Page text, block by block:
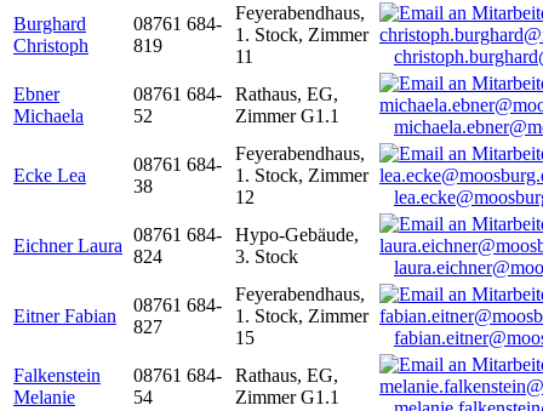
Burghard
Christoph
08761 684-
819
Feyerabendhaus,
1. Stock, Zimmer
11
Ebner
Michaela
08761 684-
52
Rathaus, EG,
Zimmer G1.1
Ecke Lea
08761 684-
38
Feyerabendhaus,
1. Stock, Zimmer
12
Eichner Laura
08761 684-
824
Hypo-Gebäude,
3. Stock
Eitner Fabian
08761 684-
827
Feyerabendhaus,
1. Stock, Zimmer
15
Falkenstein
Melanie
08761 684-
54
Rathaus, EG,
Zimmer G1.1